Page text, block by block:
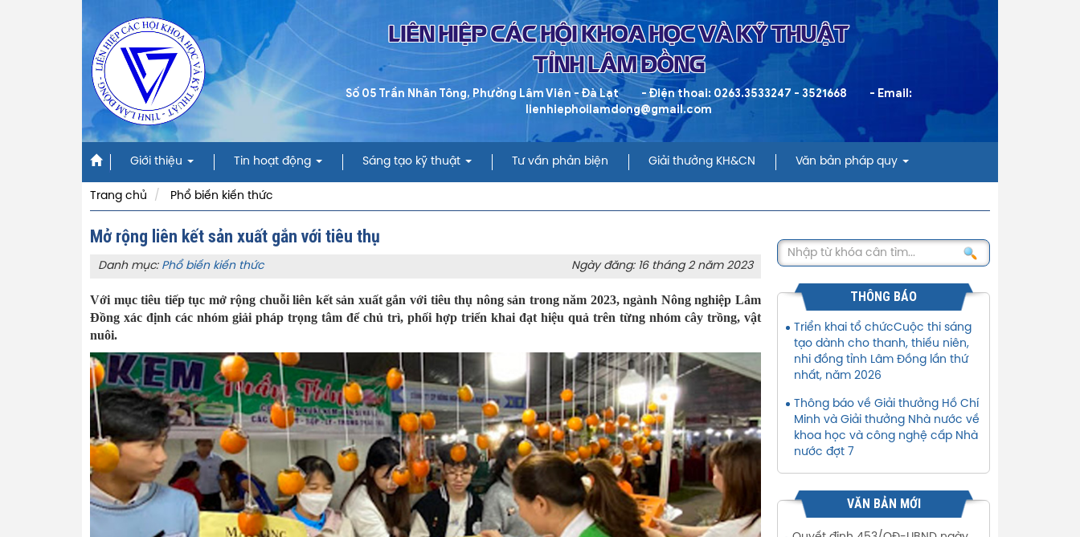
LIÊN HIỆP CÁC HỘI KHOA HỌC VÀ KỸ THUẬT
TỈNH LÂM ĐỒNG
Số 05 Trần Nhân Tông, Phường Lâm Viên - Đà Lạt - Điện thoai: 0263.3533247 - 3521668
- Email:
lienhiephoilamdong@gmail.com
Giới thiệu Tin hoạt động Sáng tạo kỹ thuật Tư vấn phản biện Giải thưởng KH&CN Văn bản pháp quy
Trang chủ Phổ biến kiến thức
Mở rộng liên kết sản xuất gắn với tiêu thụ
Danh mục: Phổ biến kiến thức Ngày đăng: 16 tháng 2 năm 2023
Với mục tiêu tiếp tục mở rộng chuỗi liên kết sản xuất gắn với tiêu thụ nông sản trong năm 2023, ngành Nông nghiệp Lâm
Đồng xác định các nhóm giải pháp trọng tâm để chủ trì, phối hợp triển khai đạt hiệu quả trên từng nhóm cây trồng, vật
nuôi.
THÔNG BÁO
Triển khai tổ chứcCuộc thi sáng
tạo dành cho thanh, thiếu niên,
nhi đồng tỉnh Lâm Đồng lần thứ
nhất, năm 2026
Thông báo về Giải thưởng Hồ Chí
Minh và Giải thưởng Nhà nước về
khoa học và công nghệ cấp Nhà
nước đợt 7
VĂN BẢN MỚI